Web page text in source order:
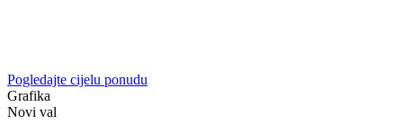
Pogledajte cijelu ponudu
Grafika
Novi val